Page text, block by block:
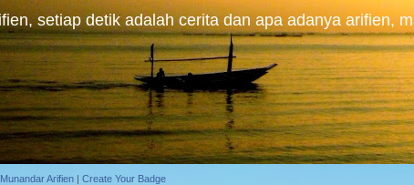
setiap detik adalah cerita dan apa adanya arifien,
Munandar Arifien | Create Your Badge